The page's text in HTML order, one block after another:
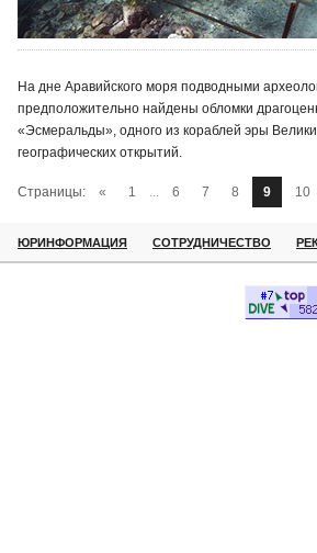
На дне Аравийского моря подводными
предположительно найдены обломки
«Эсмеральды», одного из кораблей эры
географических открытий.
Страницы: « 1 ... 6 7 8 9 10
ЮРИНФОРМАЦИЯ СОТРУДНИЧЕСТВО